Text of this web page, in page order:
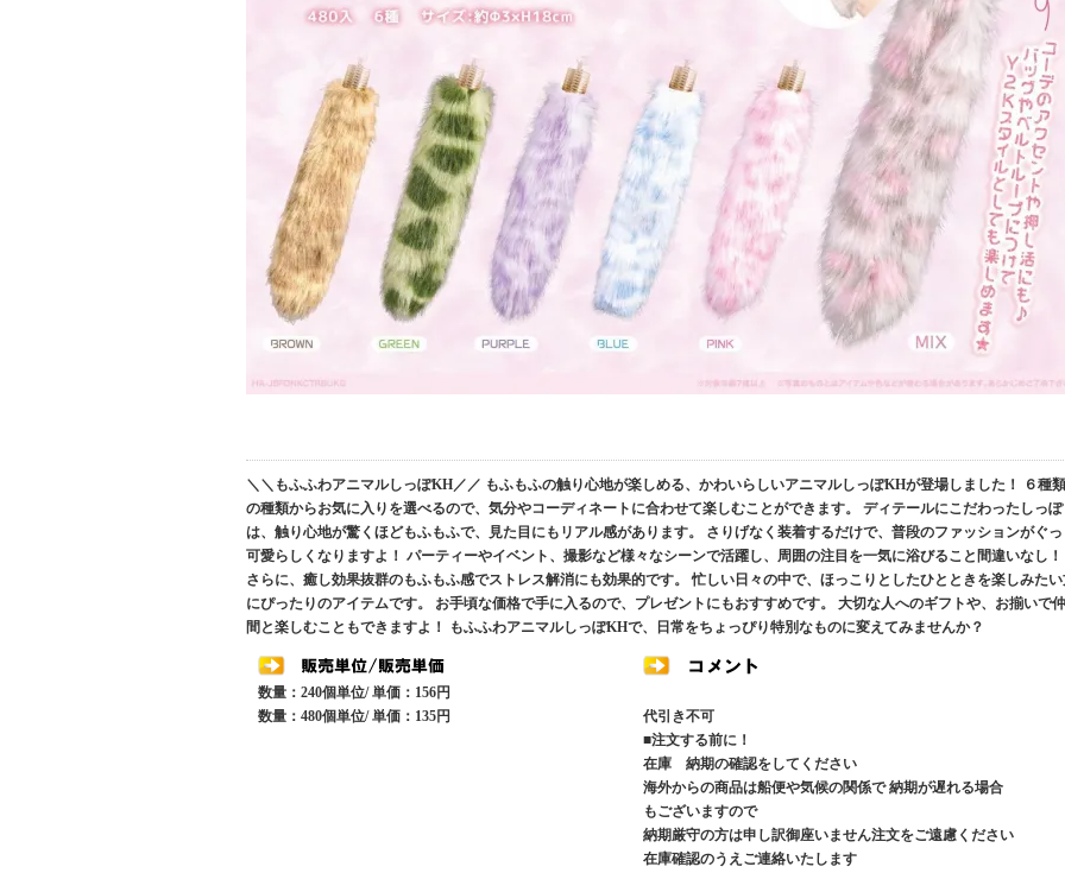
＼＼もふふわアニマルしっぽKH／／ もふもふの触り心地が楽しめる、かわいらしいアニマルしっぽKHが登場しました！ ６種類
の種類からお気に入りを選べるので、気分やコーディネートに合わせて楽しむことができます。 ディテールにこだわったしっぽ
は、触り心地が驚くほどもふもふで、見た目にもリアル感があります。 さりげなく装着するだけで、普段のファッションがぐ
可愛らしくなりますよ！ パーティーやイベント、撮影など様々なシーンで活躍し、周囲の注目を一気に浴びること間違いなし！
さらに、癒し効果抜群のもふもふ感でストレス解消にも効果的です。 忙しい日々の中で、ほっこりとしたひとときを楽しみた
にぴったりのアイテムです。 お手頃な価格で手に入るので、プレゼントにもおすすめです。 大切な人へのギフトや、お揃いで仲
間と楽しむこともできますよ！ もふふわアニマルしっぽKHで、日常をちょっぴり特別なものに変えてみませんか？
数量：240個単位/ 単価：156円
数量：480個単位/ 単価：135円
代引き不可
■注文する前に！
在庫 納期の確認をしてください
海外からの商品は船便や気候の関係で 納期が遅れる場合
もございますので
納期厳守の方は申し訳御座いません注文をご遠慮ください
在庫確認のうえご連絡いたします